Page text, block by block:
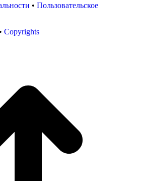
• Пользовательское
• Copyrights